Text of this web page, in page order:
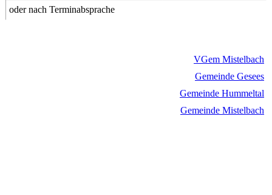
oder nach Terminabsprache
VGem Mistelbach
Gemeinde Gesees
Gemeinde Hummeltal
Gemeinde Mistelbach